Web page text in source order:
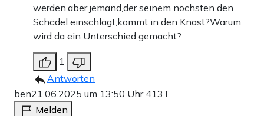
werden,aber jemand,der seinem nöchsten den
Schädel einschlägt,kommt in den Knast?Warum
wird da ein Unterschied gemacht?
1
Antworten
ben21.06.2025 um 13:50 Uhr 413T
Melden